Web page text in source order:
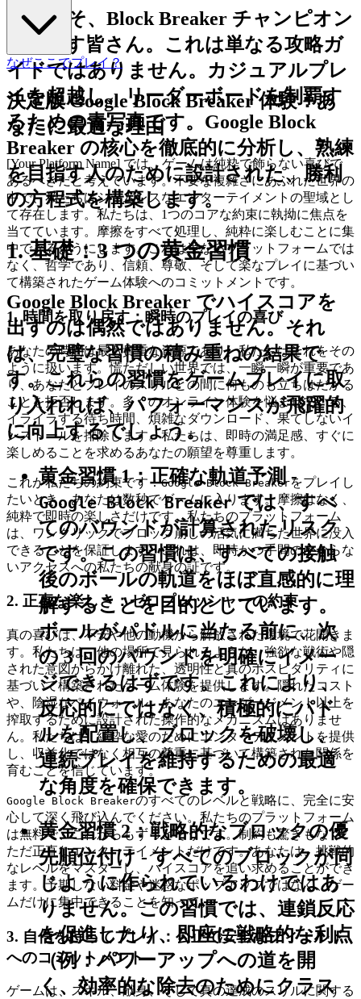
ようこそ、Block Breaker チャンピオン
を目指す皆さん。これは単なる攻略ガ
イドではありません。カジュアルプレ
イを超越し、リーダーボードを制覇す
るための青写真です。Google Block
Breaker の核心を徹底的に分析し、熟練
を目指す人のために設計された、勝利
の方程式を構築します。
1. 基礎：3 つの黄金習慣
Google Block Breaker でハイスコアを
出すのは偶然ではありません。それ
は、完璧な習慣の積み重ねの結果で
す。これらの習慣をゲームプレイに取
り入れれば、パフォーマンスが飛躍的
に向上するでしょう。
黄金習慣 1：正確な軌道予測-
Google Block Breakerでは、すべ
てのバウンドが計算されたリスク
です。この習慣は、すべての接触
後のボールの軌道をほぼ直感的に理
解することを目的としています。
ボールがパドルに当たる前に、次
の 3 回のバウンドを明確にイメー
ジできるはずです。これにより、
反応的にではなく、積極的にパド
ルを配置し、ブロックを破壊し、
連続プレイを維持するための最適
な角度を確保できます。
黄金習慣 2：戦略的なブロックの優
先順位付け- すべてのブロックが同
じように作られているわけではあ
りません。この習慣では、連鎖反応
を促進したり、即座に戦略的な利点
（例：パワーアップへの道を開
く、効率的な除去のためにクラス
なぜここでプレイ？
決定版 Google Block Breaker 体験：あ
なたに最適な理由
[Your Platform Name] では、ゲームは純粋で飾らない喜びで
あるべきだと考えています。不要な複雑さにあふれた世界の
中で、私たちはシームレスなエンターテイメントの聖域とし
て存在します。私たちは、1つのコアな約束に執拗に焦点を
当てています。摩擦をすべて処理し、純粋に楽しむことに集
中できるようにします。これは単なるプラットフォームでは
なく、哲学であり、信頼、尊敬、そして楽なプレイに基づい
て構築されたゲーム体験へのコミットメントです。
1. 時間を取り戻す：瞬時のプレイの喜び
あなたの時間は最も貴重な資源であり、私たちはそれをその
ように扱います。慌ただしい世界では、一瞬一瞬が重要であ
り、あなたとプレイのスリルとの間に何ものも立ちはだかる
ことを拒否します。多くのオンライン体験を悩ませている、
イライラする待ち時間、煩雑なダウンロード、果てしないイ
ンストールを排除します。私たちは、即時の満足感、すぐに
楽しめることを求めるあなたの願望を尊重します。
これが私たちの約束です：Google Block Breakerをプレイし
たいとき、あなたは数秒でゲームに入ります。摩擦はなく、
純粋で即時の楽しさだけです。私たちのプラットフォーム
は、ワンクリックでブロック崩しの活気に満ちた世界に没入
できることを保証します。これは、即時かつ手間のかからな
いアクセスへの私たちの献身の証です。
2. 正直な楽しさ：ゼロプレッシャーの約束
真の喜びは、不安や他の動機から解放された環境で花開きま
す。私たちは、他の場所で見られるような、強欲な戦術や隠
された意図からかけ離れた、透明性と真のホスピタリティに
基づいて構築されたゲーム体験を提供します。隠れたコスト
や、陰湿なペイウォール、あなたのエンゲージメント以上を
搾取するために設計された操作的なメカニズムはありませ
ん。私たちは、純粋な愛のためにエンターテイメントを提供
し、収益化ではなく相互の尊重に基づいて構築された関係を
育むことを信じています。
Google Block Breakerのすべてのレベルと戦略に、完全に安
心して深く飛び込んでください。私たちのプラットフォーム
は無料で、これからもずっとそうです。制約も驚きもなく、
ただ正直なエンターテイメントだけです。あなたは、挑戦的
なレベルをマスターし、ハイスコアを追い求めることができ
ます。予期しない料金や迷惑なポップアップではなく、ゲー
ムだけに集中できることを知って。
3. 自信を持ってプレイ：公正で安全なフィールド
へのコミットメント
ゲームは、スキル、献身、そして真の達成のスリルに関する